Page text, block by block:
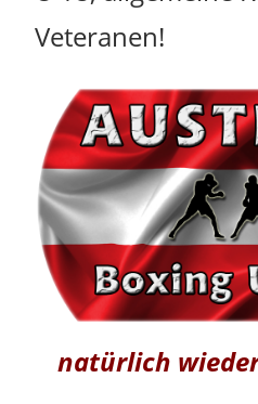
Veteranen!
natürlich